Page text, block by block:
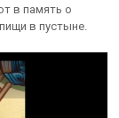
в память о
в пустыне.